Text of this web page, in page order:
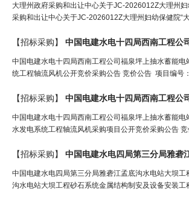
大理州政府采购和出让中心关于JC-2026012Z大理州
采购和出让中心关于JC-2026012Z大理州妇幼保健院“
【招标采购】 中国电建水电十四局西南工程公
中国电建水电十四局西南工程公司福泉坪上抽水蓄能
统工程轴流风机公开竞价采购公告 竞价公告 项目编号
【招标采购】 中国电建水电十四局西南工程公
中国电建水电十四局西南工程公司福泉坪上抽水蓄能
水发电系统工程轴流风机采购项目公开竞价采购公告
【招标采购】 中国电建水电四局第三分局雅砻
中国电建水电四局第三分局雅砻江孟底沟水电站大坝
沟水电站大坝工程砂石系统金属结构制安及设备安装